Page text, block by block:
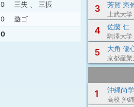
0 三失
三振
0 遊ゴ
0
3 芳賀 憲
上武大学
4 佐藤 仁
駒澤大学
5 大角 優
京都産業
1
沖縄尚学
高校 沖